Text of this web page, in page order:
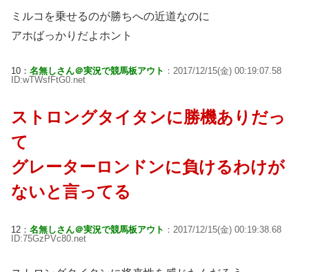
ミルコを乗せるのが勝ちへの近道なのに
アホばっかりだよホント
10： 名無しさん＠実況で競馬板アウト ：2017/12/15(金) 00:19:07.58
ID:wTWsfFtG0.net
ストロングタイタンに勝機ありだっ
て
グレーターロンドンに負けるわけが
ないと言ってる
12： 名無しさん＠実況で競馬板アウト ：2017/12/15(金) 00:19:38.68
ID:75GzPVc80.net